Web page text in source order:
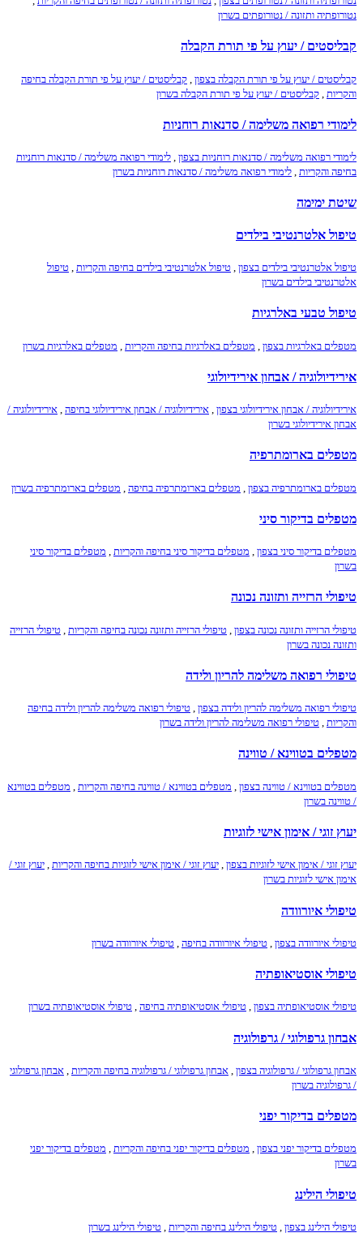
נטורופתיה ותזונה / נטורופתים בשרון
קבליסטים / יעוץ על פי תורת הקבלה
קבליסטים / יעוץ על פי תורת הקבלה בצפון קבליסטים / יעוץ על פי תורת הקבלה בחיפה
והקריות
קבליסטים / יעוץ על פי תורת הקבלה בשרון
לימודי רפואה משלימה / סדנאות רוחניות
לימודי רפואה משלימה / סדנאות רוחניות בצפון , לימודי רפואה משלימה / סדנאות רוחניות
בחיפה והקריות , לימודי רפואה משלימה / סדנאות רוחניות בשרון
שיטת ימימה
טיפול אלטרנטיבי בילדים
טיפול אלטרנטיבי בילדים בצפון , טיפול אלטרנטיבי בילדים בחיפה והקריות , טיפול
אלטרנטיבי בילדים בשרון
טיפול טבעי באלרגיות
מטפלים באלרגיות בצפון מטפלים באלרגיות בחיפה והקריות מטפלים באלרגיות בשרון
אירידיולוגיה / אבחון אירידיולוגי
אירידיולוגיה / אבחון אירידיולוגי בצפון , אירידיולוגיה / אבחון אירידיולוגי בחיפה , אירידיולוגיה /
אבחון אירידיולוגי בשרון
מטפלים בארומתרפיה
מטפלים בארומתרפיה בצפון מטפלים בארומתרפיה בחיפה מטפלים בארומתרפיה בשרון
מטפלים בדיקור סיני
מטפלים בדיקור סיני בצפון , מטפלים בדיקור סיני בחיפה והקריות , מטפלים בדיקור סיני
בשרון
טיפולי הרזייה ותזונה נכונה
טיפולי הרזייה ותזונה נכונה בצפון טיפולי הרזייה ותזונה נכונה בחיפה והקריות
טיפולי הרזייה
ותזונה נכונה בשרון
טיפולי רפואה משלימה להריון ולידה
טיפולי רפואה משלימה להריון ולידה בצפון , טיפולי רפואה משלימה להריון ולידה בחיפה
והקריות , טיפולי רפואה משלימה להריון ולידה בשרון
מטפלים בטווינא / טווינה
מטפלים בטווינא / טווינה בצפון מטפלים בטווינא / טווינה בחיפה והקריות
מטפלים בטווינא
/ טווינה בשרון
יעוץ זוגי / אימון אישי לזוגיות
יעוץ זוגי / אימון אישי לזוגיות בצפון , יעוץ זוגי / אימון אישי לזוגיות בחיפה והקריות , יעוץ זוגי /
אימון אישי לזוגיות בשרון
טיפולי איורוודה
טיפולי איורוודה בצפון טיפולי איורוודה בחיפה טיפולי איורוודה בשרון
טיפולי אוסטיאופתיה
טיפולי אוסטיאופתיה בצפון , טיפולי אוסטיאופתיה בחיפה , טיפולי אוסטיאופתיה בשרון
אבחון גרפולוגי / גרפולוגיה
אבחון גרפולוגי / גרפולוגיה בצפון אבחון גרפולוגי / גרפולוגיה בחיפה והקריות
אבחון גרפולוגי
/ גרפולוגיה בשרון
מטפלים בדיקור יפני
מטפלים בדיקור יפני בצפון , מטפלים בדיקור יפני בחיפה והקריות , מטפלים בדיקור יפני
בשרון
טיפולי הילינג
טיפולי הילינג בצפון טיפולי הילינג בחיפה והקריות טיפולי הילינג בשרון